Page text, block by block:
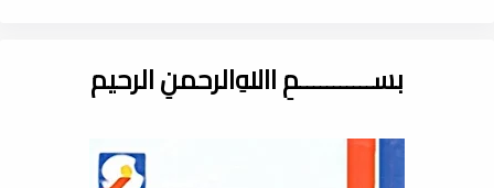
بســـــــــــمِ اﷲِالرحمنِ الرحيم